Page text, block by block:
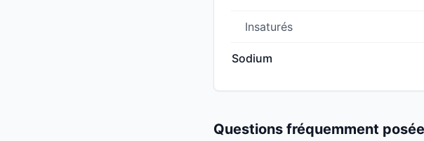
Insaturés
Sodium
Questions fréquemment